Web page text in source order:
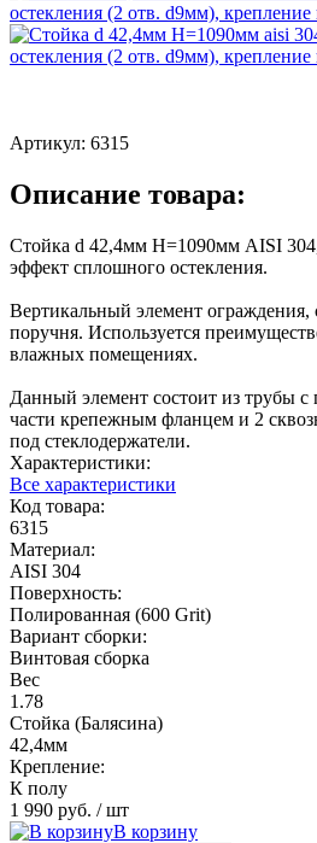
Артикул: 6315
Описание товара:
Стойка d 42,4мм H=1090мм AISI
эффект сплошного остекления.
Вертикальный элемент
поручня. Используется
влажных помещениях.
Данный элемент состоит из трубы
части крепежным фланцем и 2
под стеклодержатели.
Характеристики:
Все характеристики
Код товара:
6315
Материал:
AISI 304
Поверхность:
Полированная (600 Grit)
Вариант сборки:
Винтовая сборка
Вес
1.78
Стойка (Балясина)
42,4мм
Крепление:
К полу
1 990 руб. / шт
В корзину